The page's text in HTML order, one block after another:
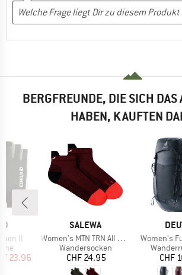
BERGFREUNDE, DIE SICH DAS
HABEN, KAUFTEN
II
Preis
23.96
MARKE
SALEWA
Artikel
Women's MTN TRN All Mountain Low Sock
Produktgruppe
Wandersocken
Preis
CHF 24.95
Artikel
Women's
CHF